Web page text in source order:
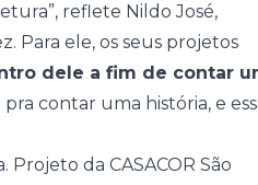
reflete Nildo José,
Para ele, os seus projetos
dele a fim de contar
contar uma história, e